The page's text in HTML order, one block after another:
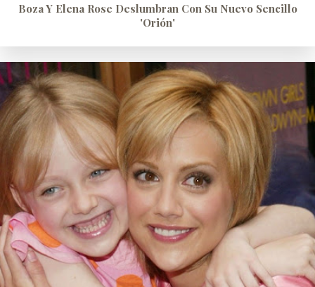
Boza Y Elena Rose Deslumbran Con Su Nuevo Sencillo
'Orión'